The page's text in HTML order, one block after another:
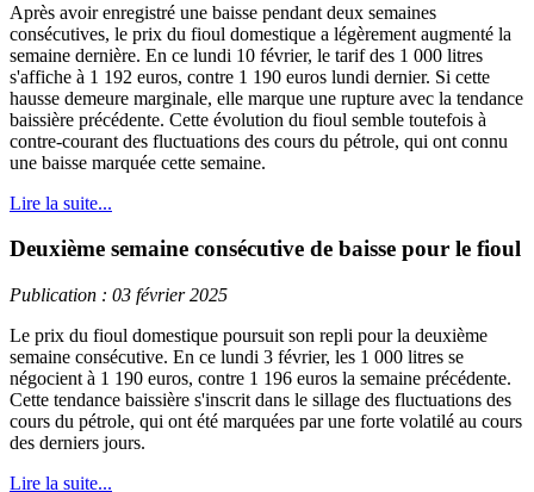
Après avoir enregistré une baisse pendant deux semaines
consécutives, le prix du fioul domestique a légèrement augmenté la
semaine dernière. En ce lundi 10 février, le tarif des 1 000 litres
s'affiche à 1 192 euros, contre 1 190 euros lundi dernier. Si cette
hausse demeure marginale, elle marque une rupture avec la tendance
baissière précédente. Cette évolution du fioul semble toutefois à
contre-courant des fluctuations des cours du pétrole, qui ont connu
une baisse marquée cette semaine.
Lire la suite...
Deuxième semaine consécutive de baisse pour le fioul
Publication : 03 février 2025
Le prix du fioul domestique poursuit son repli pour la deuxième
semaine consécutive. En ce lundi 3 février, les 1 000 litres se
négocient à 1 190 euros, contre 1 196 euros la semaine précédente.
Cette tendance baissière s'inscrit dans le sillage des fluctuations des
cours du pétrole, qui ont été marquées par une forte volatilé au cours
des derniers jours.
Lire la suite...